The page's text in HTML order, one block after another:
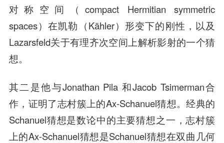
对称空间（compact Hermitian symmetric
spaces）在凯勒（Kähler）形变下的刚性，以及
Lazarsfeld关于有理齐次空间上解析影射的一个猜
想。
其二是他与Jonathan Pila 和Jacob Tsimerman合
作，证明了志村簇上的Ax-Schanuel猜想。经典的
Schanuel猜想是数论中的主要猜想之一，志村簇
上的Ax-Schanuel猜想是Schanuel猜想在双曲几何